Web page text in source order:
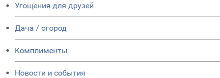
Угощения для друзей
Дача / огород
Комплименты
Новости и события